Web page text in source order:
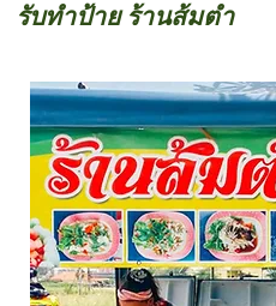
รับทำป้าย ร้านส้มตำ